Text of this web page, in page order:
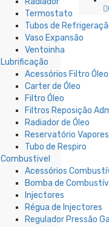
Termostato
Tubos de
Vaso Expansão
Ventoinha
Lubrificação
Acessórios Filtro Óleo
Carter de Óleo
Filtro Óleo
Filtros Reposição
Radiador de Óleo
Reservatório
Tubo de Respiro
Combustivel
Acessórios
Bomba de
Injectores
Régua de Injectores
Regulador Pressão